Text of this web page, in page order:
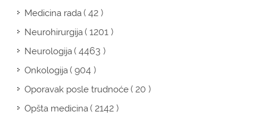
Medicina rada( 42 )
Neurohirurgija( 1201 )
Neurologija( 4463 )
Onkologija( 904 )
Oporavak posle trudnoće( 20 )
Opšta medicina( 2142 )